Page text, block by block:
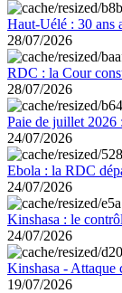
Haut-Uélé : 30 ans
28/07/2026
RDC : la Cour
28/07/2026
Paie de juillet 2026
24/07/2026
Ebola : la RDC
24/07/2026
Kinshasa : le
24/07/2026
Kinshasa - Attaque
19/07/2026